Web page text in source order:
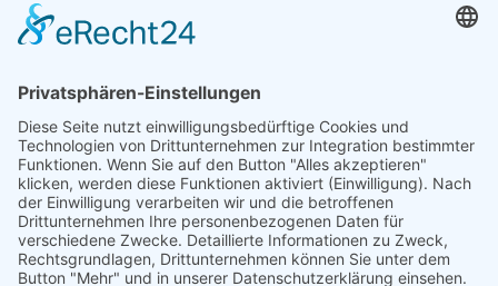
Daten ändern (Inhaber) •
Drucken • Änderung
vorschlagen
Daten ändern (für Inhaber)•Änderung
vorschlagen•Drucken